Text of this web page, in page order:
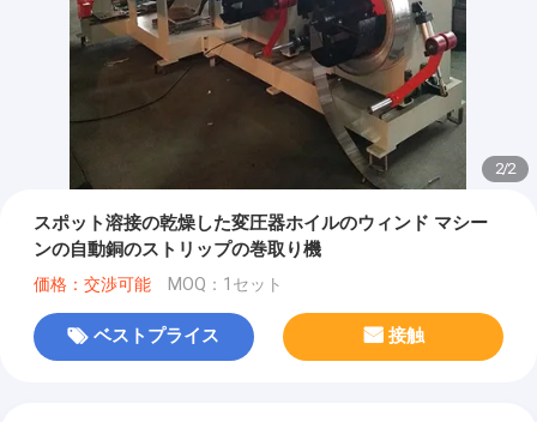
2/2
スポット溶接の乾燥した変圧器ホイルのウィンド マシー
ンの自動銅のストリップの巻取り機
価格：交渉可能 MOQ：1セット
ベストプライス 接触